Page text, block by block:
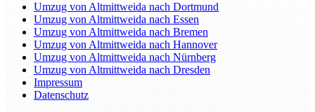
Umzug von Altmittweida nach Dortmund
Umzug von Altmittweida nach Essen
Umzug von Altmittweida nach Bremen
Umzug von Altmittweida nach Hannover
Umzug von Altmittweida nach Nürnberg
Umzug von Altmittweida nach Dresden
Impressum
Datenschutz